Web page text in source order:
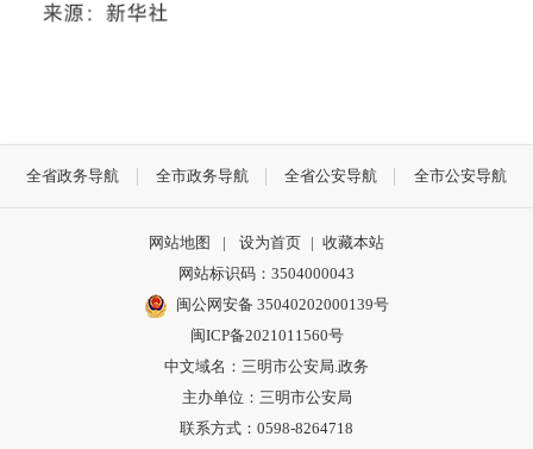
全省政务导航 全市政务导航 全省公安导航 全市公安导航
网站地图 | 设为首页 | 收藏本站
网站标识码：3504000043
闽公网安备 35040202000139号
闽ICP备2021011560号
中文域名：三明市公安局.政务
主办单位：三明市公安局
联系方式：0598-8264718